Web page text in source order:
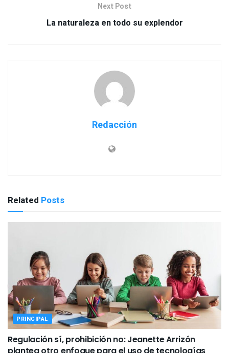
Next Post
La naturaleza en todo su explendor
Redacción
Related Posts
PRINCIPAL
Regulación sí, prohibición no: Jeanette Arrizón
plantea otro enfoque para el uso de tecnologías